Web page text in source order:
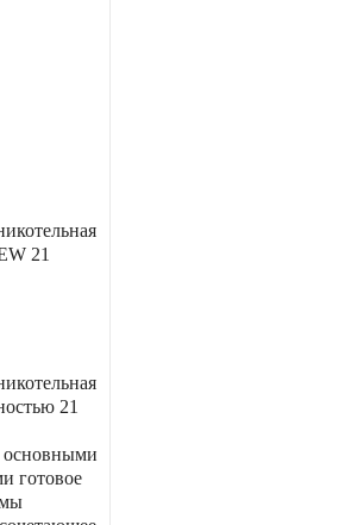
21
21
основными
готовое